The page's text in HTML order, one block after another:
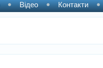
Відео Контакти